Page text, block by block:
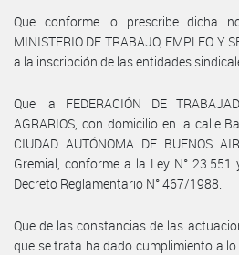
Que conforme lo prescribe dicha
MINISTERIO DE TRABAJO, EMPLEO Y
a la inscripción de las entidades
Que la FEDERACIÓN DE
AGRARIOS, con domicilio en la calle
CIUDAD AUTÓNOMA DE BUENOS
Gremial, conforme a la Ley N°
Decreto Reglamentario N° 467/1988.
Que de las constancias de las
que se trata ha dado cumplimiento a